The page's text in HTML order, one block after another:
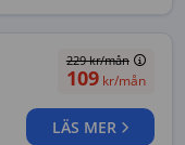
229kr/mån
109kr/mån
LÄS MER